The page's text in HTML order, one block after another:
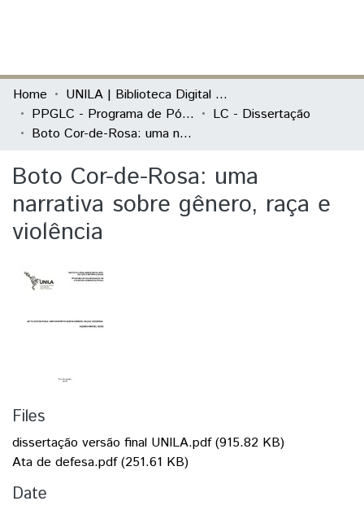
Communities & Collections
All of DSpace
Home
UNILA | Biblioteca Digital de Dissertações e Teses
PPGLC - Programa de Pós-Graduação em Literatura Comparada
LC - Dissertação
Boto Cor-de-Rosa: uma narrativa sobre gênero, raça e violência
Boto Cor-de-Rosa: uma
narrativa sobre gênero, raça e
violência
Files
dissertação versão final UNILA.pdf(915.82 KB)
Ata de defesa.pdf(251.61 KB)
Date